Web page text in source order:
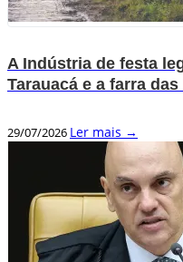
A Indústria de festa
Tarauacá e a farra
29/07/2026 Ler mais →